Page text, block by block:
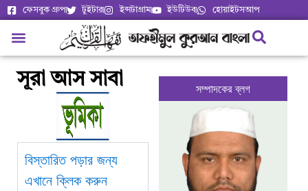
ফেসবুক গ্রুপ টুইটার ইন্সটাগ্রাম ইউটিউব হোয়াইটসআপ
সূরা আস সাবা
বিস্তারিত পড়ার জন্য
এখানে ক্লিক করুন
সম্পাদকের ব্লগ